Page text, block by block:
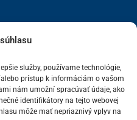
služby, používame technológie,
prístup k informáciám o vašom
nám umožní spracúvať údaje, ako
identifikátory na tejto webovej
môže mať nepriaznivý vplyv na